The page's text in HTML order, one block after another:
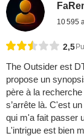
10 595
2,5
The Outsider est
propose un
père à la
s’arrête là. C'est
qui m'a fait passer
L'intrigue est bien